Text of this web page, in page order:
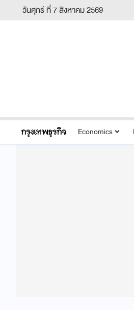
วันศุกร์ ที่ 7 สิงหาคม 2569
Economics